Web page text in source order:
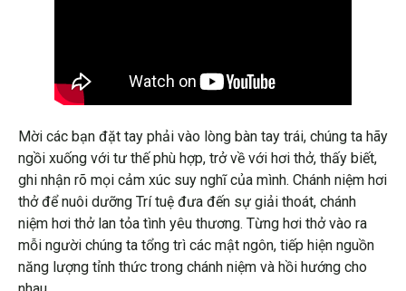
Mời các bạn đặt tay phải vào lòng bàn tay trái, chúng ta hãy
ngồi xuống với tư thế phù hợp, trở về với hơi thở, thấy biết,
ghi nhận rõ mọi cảm xúc suy nghĩ của mình. Chánh niệm hơi
thở để nuôi dưỡng Trí tuệ đưa đến sự giải thoát, chánh
niệm hơi thở lan tỏa tình yêu thương. Từng hơi thở vào ra
mỗi người chúng ta tổng trì các mật ngôn, tiếp hiện nguồn
năng lượng tỉnh thức trong chánh niệm và hồi hướng cho